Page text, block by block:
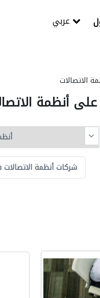
الاتصالات
أنظمة
شركات أنظمة الاتصالات